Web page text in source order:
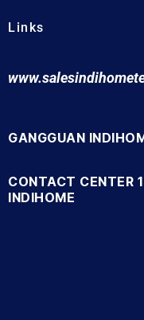
Links
GANGGUAN
CONTACT CENTER
INDIHOME